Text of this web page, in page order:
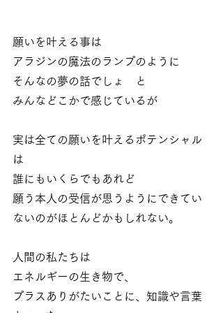
願いを叶える事は
アラジンの魔法のランプのように
そんなの夢の話でしょ　と
みんなどこかで感じているが
実は全ての願いを叶えるポテンシャル
は
誰にもいくらでもあれど
願う本人の受信が思うようにできてい
ないのがほとんどかもしれない。
人間の私たちは
エネルギーの生き物で、
プラスありがたいことに、知識や言葉